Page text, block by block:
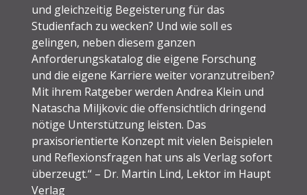
und gleichzeitig Begeisterung für das
Studienfach zu wecken? Und wie soll es
gelingen, neben diesem ganzen
Anforderungskatalog die eigene Forschung
und die eigene Karriere weiter voranzutreiben?
Mit ihrem Ratgeber werden Andrea Klein und
Natascha Miljkovic die offensichtlich dringend
nötige Unterstützung leisten. Das
praxisorientierte Konzept mit vielen Beispielen
und Reflexionsfragen hat uns als Verlag sofort
überzeugt.“ – Dr. Martin Lind, Lektor im Haupt
Verlag